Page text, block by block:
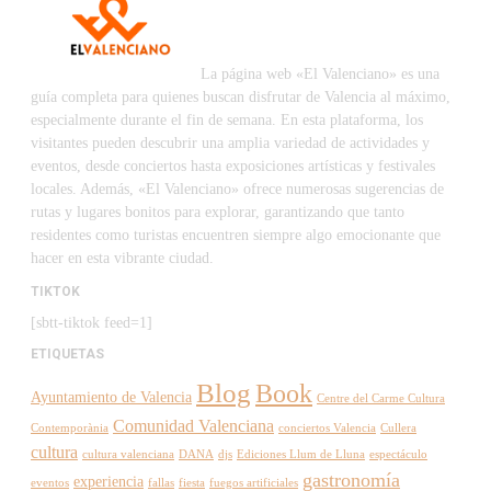
La página web «El Valenciano» es una
guía completa para quienes buscan disfrutar de Valencia al máximo,
especialmente durante el fin de semana. En esta plataforma, los
visitantes pueden descubrir una amplia variedad de actividades y
eventos, desde conciertos hasta exposiciones artísticas y festivales
locales. Además, «El Valenciano» ofrece numerosas sugerencias de
rutas y lugares bonitos para explorar, garantizando que tanto
residentes como turistas encuentren siempre algo emocionante que
hacer en esta vibrante ciudad.
TIKTOK
[sbtt-tiktok feed=1]
ETIQUETAS
Ayuntamiento de Valencia BlogBook Centre del Carme Cultura
Contemporània Comunidad Valenciana conciertos Valencia Cullera
cultura cultura valenciana DANA djs Ediciones Llum de Lluna espectáculo
eventos experiencia fallas fiesta fuegos artificiales gastronomía